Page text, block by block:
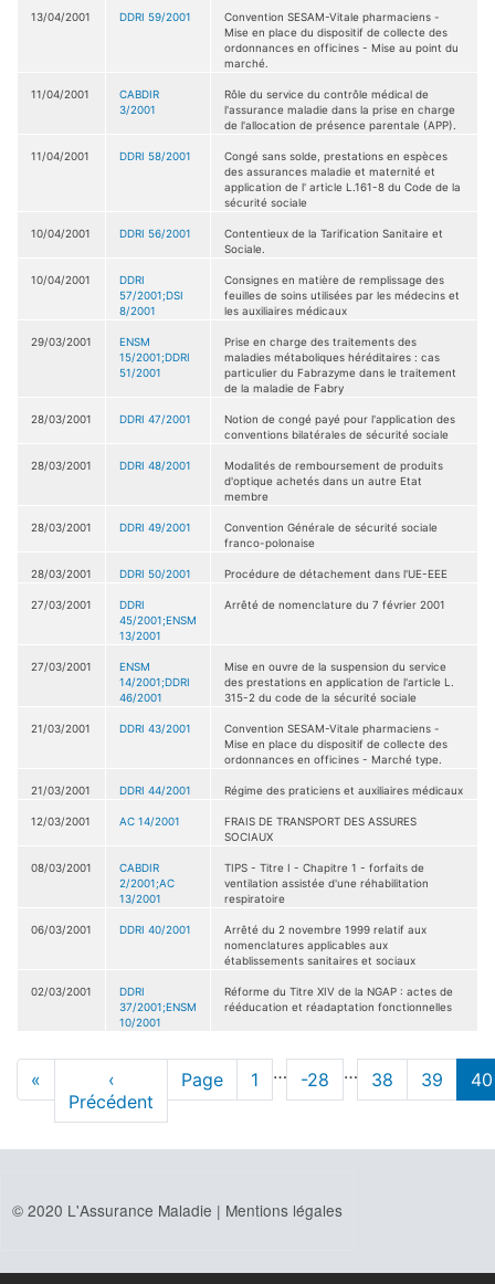
13/04/2001 DDRI 59/2001
Convention SESAM-Vitale pharmaciens -
Mise en place du dispositif de collecte des
ordonnances en officines - Mise au point du
marché.
11/04/2001
CABDIR
3/2001
Rôle du service du contrôle médical de
l'assurance maladie dans la prise en charge
de l'allocation de présence parentale (APP).
11/04/2001 DDRI 58/2001
Congé sans solde, prestations en espèces
des assurances maladie et maternité et
application de l' article L.161-8 du Code de la
sécurité sociale
10/04/2001 DDRI 56/2001
Contentieux de la Tarification Sanitaire et
Sociale.
10/04/2001
DDRI
57/2001;DSI
8/2001
Consignes en matière de remplissage des
feuilles de soins utilisées par les médecins et
les auxiliaires médicaux
29/03/2001
ENSM
15/2001;DDRI
51/2001
Prise en charge des traitements des
maladies métaboliques héréditaires : cas
particulier du Fabrazyme dans le traitement
de la maladie de Fabry
28/03/2001 DDRI 47/2001
Notion de congé payé pour l'application des
conventions bilatérales de sécurité sociale
28/03/2001 DDRI 48/2001
Modalités de remboursement de produits
d'optique achetés dans un autre Etat
membre
28/03/2001 DDRI 49/2001
Convention Générale de sécurité sociale
franco-polonaise
28/03/2001 DDRI 50/2001 Procédure de détachement dans l'UE-EEE
27/03/2001
DDRI
45/2001;ENSM
13/2001
Arrêté de nomenclature du 7 février 2001
27/03/2001
ENSM
14/2001;DDRI
46/2001
Mise en ouvre de la suspension du service
des prestations en application de l'article L.
315-2 du code de la sécurité sociale
21/03/2001 DDRI 43/2001
Convention SESAM-Vitale pharmaciens -
Mise en place du dispositif de collecte des
ordonnances en officines - Marché type.
21/03/2001 DDRI 44/2001 Régime des praticiens et auxiliaires médicaux
12/03/2001 AC 14/2001
FRAIS DE TRANSPORT DES ASSURES
SOCIAUX
08/03/2001
CABDIR
2/2001;AC
13/2001
TIPS - Titre I - Chapitre 1 - forfaits de
ventilation assistée d'une réhabilitation
respiratoire
06/03/2001 DDRI 40/2001
Arrêté du 2 novembre 1999 relatif aux
nomenclatures applicables aux
établissements sanitaires et sociaux
02/03/2001
DDRI
37/2001;ENSM
10/2001
Réforme du Titre XIV de la NGAP : actes de
rééducation et réadaptation fonctionnelles
Pagination
Première
page
«
Page
précédente
‹
Précédent
Page Page
1 … Page
-28 … Page
38 Page
39 40
© 2020 L'Assurance Maladie | Mentions légales